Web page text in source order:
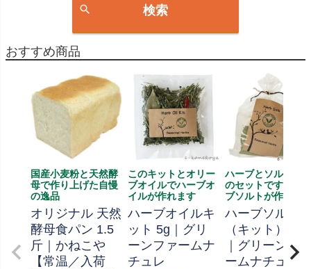
検索
おすすめ商品
国産小麦粉と天然酵
母で作り上げた自慢
の逸品
オリジナル 天然
酵母食パン 1.5
斤｜かねこや
【常温／入荷
このキットとオリー
ブオイルでハーブオ
イルが作れます
ハーブオイルキ
ット 5g｜グリ
ーンファームナ
チュレ
ハーブとソルト、
のセットです、ハ
ブソルトが作れま
ハーブソルト
（キット） 70g
｜グリーンフ
ームナチュレ